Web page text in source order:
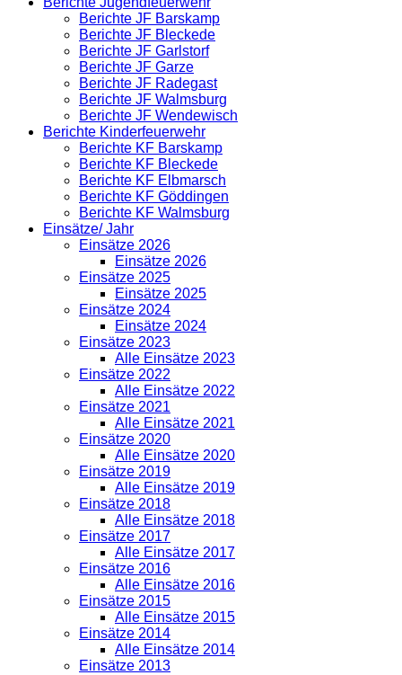
Berichte JF Barskamp
Berichte JF Bleckede
Berichte JF Garlstorf
Berichte JF Garze
Berichte JF Radegast
Berichte JF Walmsburg
Berichte JF Wendewisch
Berichte Kinderfeuerwehr
Berichte KF Barskamp
Berichte KF Bleckede
Berichte KF Elbmarsch
Berichte KF Göddingen
Berichte KF Walmsburg
Einsätze/ Jahr
Einsätze 2026
Einsätze 2026
Einsätze 2025
Einsätze 2025
Einsätze 2024
Einsätze 2024
Einsätze 2023
Alle Einsätze 2023
Einsätze 2022
Alle Einsätze 2022
Einsätze 2021
Alle Einsätze 2021
Einsätze 2020
Alle Einsätze 2020
Einsätze 2019
Alle Einsätze 2019
Einsätze 2018
Alle Einsätze 2018
Einsätze 2017
Alle Einsätze 2017
Einsätze 2016
Alle Einsätze 2016
Einsätze 2015
Alle Einsätze 2015
Einsätze 2014
Alle Einsätze 2014
Einsätze 2013